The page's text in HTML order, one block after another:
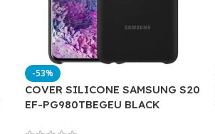
-53%
COVER SILICONE SAMSUNG S20
EF-PG980TBEGEU BLACK